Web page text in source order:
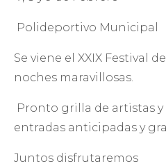
Polideportivo Municipal
Se viene el XXIX Festival
noches maravillosas.
Pronto grilla de artistas y
entradas anticipadas y
Juntos disfrutaremos